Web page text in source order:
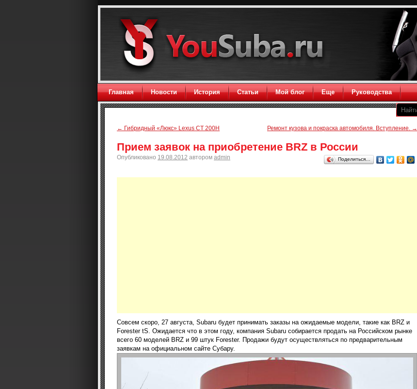
Главная Новости История Статьи Мой блог Еще Руководства
← Гибридный «Люкс» Lexus CT 200H Ремонт кузова и покраска автомобиля. Вступление. →
Прием заявок на приобретение BRZ в России
Опубликовано 19.08.2012 автором admin Поделиться…
Совсем скоро, 27 августа, Subaru будет принимать заказы на ожидаемые модели, такие как BRZ и
Forester tS. Ожидается что в этом году, компания Subaru собирается продать на Российском рынке
всего 60 моделей BRZ и 99 штук Forester. Продажи будут осуществляться по предварительным
заявкам на официальном сайте Субару.